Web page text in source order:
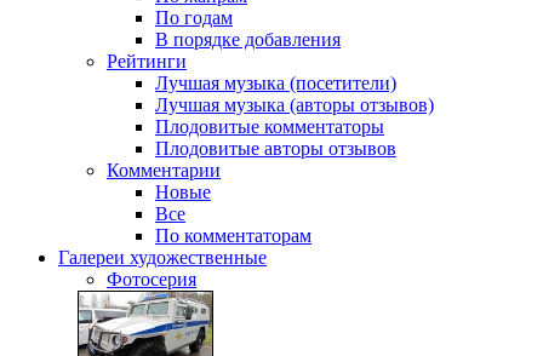
По годам
В порядке добавления
Рейтинги
Лучшая музыка (посетители)
Лучшая музыка (авторы отзывов)
Плодовитые комментаторы
Плодовитые авторы отзывов
Комментарии
Новые
Все
По комментаторам
Галереи художественные
Фотосерия